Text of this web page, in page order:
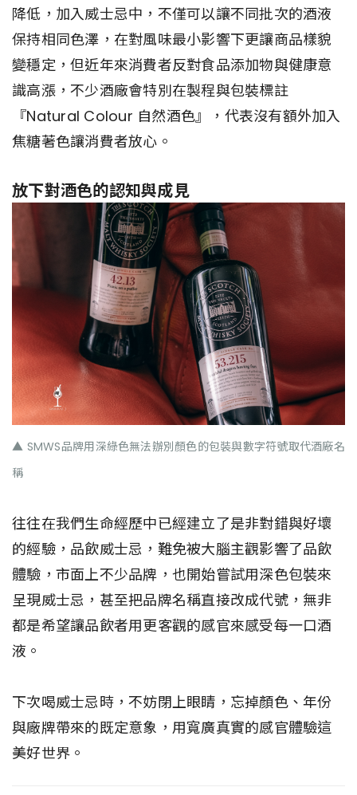
降低，加入威士忌中，不僅可以讓不同批次的酒液
保持相同色澤，在對風味最小影響下更讓商品樣貌
變穩定，但近年來消費者反對食品添加物與健康意
識高漲，不少酒廠會特別在製程與包裝標註
『Natural Colour 自然酒色』，代表沒有額外加入
焦糖著色讓消費者放心。
放下對酒色的認知與成見
▲ SMWS品牌用深綠色無法辦別顏色的包裝與數字符號取代酒廠名
稱
往往在我們生命經歷中已經建立了是非對錯與好壞
的經驗，品飲威士忌，難免被大腦主觀影響了品飲
體驗，市面上不少品牌，也開始嘗試用深色包裝來
呈現威士忌，甚至把品牌名稱直接改成代號，無非
都是希望讓品飲者用更客觀的感官來感受每一口酒
液。
下次喝威士忌時，不妨閉上眼睛，忘掉顏色、年份
與廠牌帶來的既定意象，用寬廣真實的感官體驗這
美好世界。